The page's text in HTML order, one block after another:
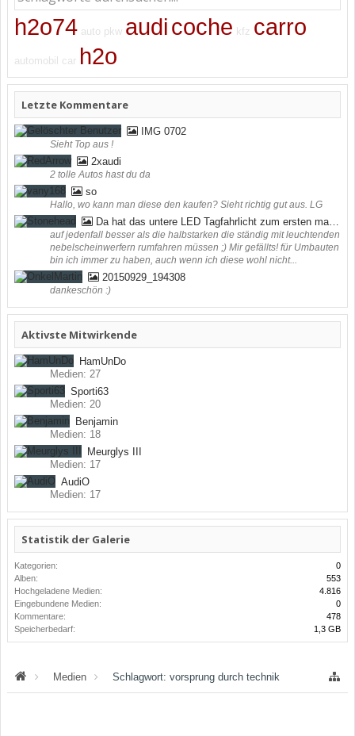
h2o74 auto pkw audicoche kfz carro
automobil car h2o
Letzte Kommentare
IMG 0702
Sieht Top aus !
2xaudi
2 tolle Autos hast du da
so
Hallo, wo kann man diese den kaufen? Sieht richtig gut aus. LG
Da hat das untere LED Tagfahrlicht zum ersten mal funktioniert ;) (bei mir in der Werkstatt)
auf jedenfall besser als die halbstarken die ständig mit leuchtenden
nebelscheinwerfern rumfahren müssen ;) Mir gefällts! für Umbauten
bin ich immer zu haben, auch wenn ich diese wohl nicht...
20150929_194308
dankeschön :)
Aktivste Mitwirkende
HamUnDo
Medien: 27
Sporti63
Medien: 20
Benjamin
Medien: 18
Meurglys III
Medien: 17
AudiO
Medien: 17
Statistik der Galerie
Kategorien:
0
Alben:
553
Hochgeladene Medien:
4.816
Eingebundene Medien:
0
Kommentare:
478
Speicherbedarf:
1,3 GB
Medien Schlagwort: vorsprung durch technik